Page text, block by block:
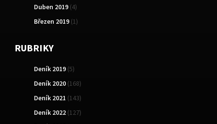
Duben 2019 (4)
Březen 2019 (1)
RUBRIKY
Deník 2019 (5)
Deník 2020 (168)
Deník 2021 (143)
Deník 2022 (127)